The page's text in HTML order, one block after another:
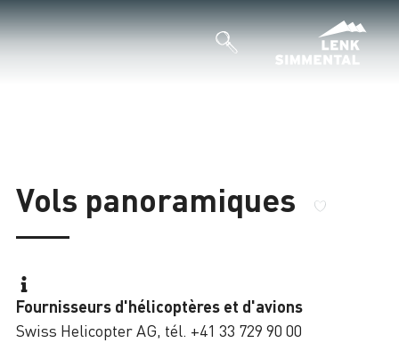
Vols panoramiques
Fournisseurs d'hélicoptères et d'avions
Swiss Helicopter AG, tél. +41 33 729 90 00